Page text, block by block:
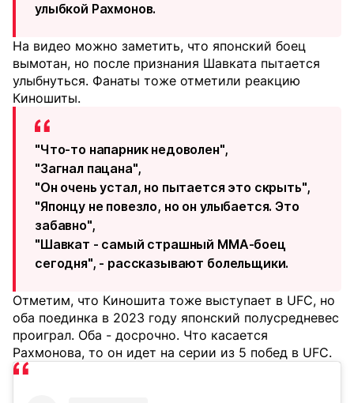
улыбкой Рахмонов.
На видео можно заметить, что японский боец
вымотан, но после признания Шавката пытается
улыбнуться. Фанаты тоже отметили реакцию
Киношиты.
"Что-то напарник недоволен",
"Загнал пацана",
"Он очень устал, но пытается это скрыть",
"Японцу не повезло, но он улыбается. Это
забавно",
"Шавкат - самый страшный ММА-боец
сегодня", - рассказывают болельщики.
Отметим, что Киношита тоже выступает в UFC, но
оба поединка в 2023 году японский полусредневес
проиграл. Оба - досрочно. Что касается
Рахмонова, то он идет на серии из 5 побед в UFC.